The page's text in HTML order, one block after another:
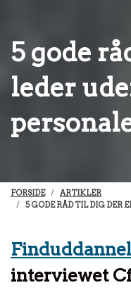
5 gode
leder
FORSIDE
ARTIKLER
5 GODE RÅD TIL DIG DER
interviewet